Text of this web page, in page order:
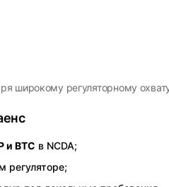
широкому регуляторному
и BTC в NCDA;
регуляторе;